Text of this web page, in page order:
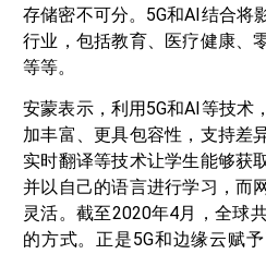
存储密不可分。5G和AI结合将
行业，包括教育、医疗健康、
等等。
安蒙表示，利用5G和AI等技术
加丰富、更具包容性，支持差
实时翻译等技术让学生能够获
并以自己的语言进行学习，而
灵活。截至2020年4月，全球
的方式。正是5G和边缘云赋